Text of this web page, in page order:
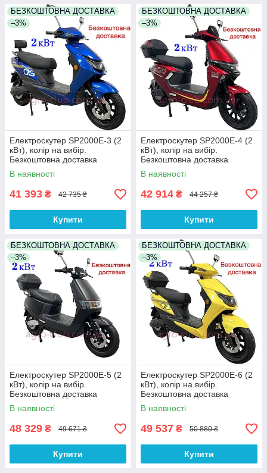
БЕЗКОШТОВНА ДОСТАВКА
–3%
Електроскутер SP2000E-3 (2
кВт), колір на вибір.
Безкоштовна доставка
В наявності
41 393 ₴ 42 735 ₴
Купити
БЕЗКОШТОВНА ДОСТАВКА
–3%
Електроскутер SP2000E-4 (2
кВт), колір на вибір.
Безкоштовна доставка
В наявності
42 914 ₴ 44 257 ₴
Купити
БЕЗКОШТОВНА ДОСТАВКА
–3%
Електроскутер SP2000E-5 (2
кВт), колір на вибір.
Безкоштовна доставка
В наявності
48 329 ₴ 49 671 ₴
Купити
БЕЗКОШТОВНА ДОСТАВКА
–3%
Електроскутер SP2000E-6 (2
кВт), колір на вибір.
Безкоштовна доставка
В наявності
49 537 ₴ 50 880 ₴
Купити